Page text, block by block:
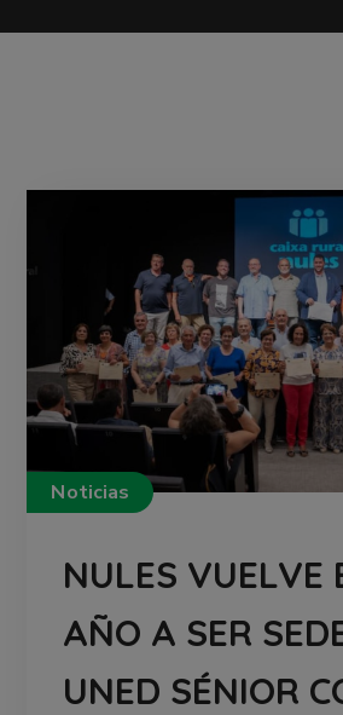
Noticias
NULES VUELVE
AÑO A SER
UNED SÉNIOR